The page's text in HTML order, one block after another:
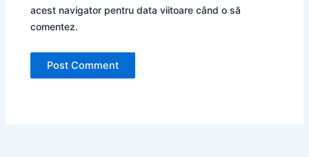
acest navigator pentru data viitoare când o să
comentez.